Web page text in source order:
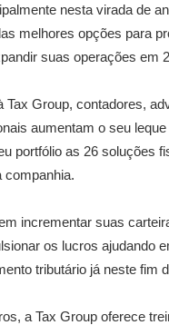
nesta virada de
melhores opções para
suas operações em
Tax Group, contadores,
aumentam o seu
portfólio as 26 soluções
companhia.
incrementar suas
os lucros ajudando
tributário já neste fim
a Tax Group oferece